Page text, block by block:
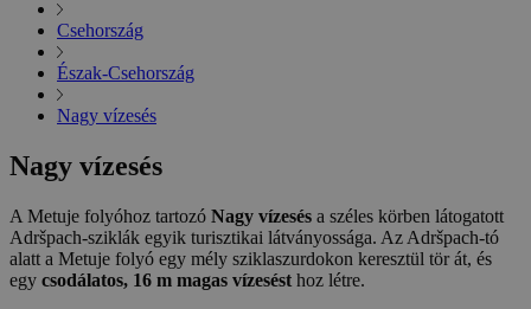
Csehország
Észak-Csehország
Nagy vízesés
Nagy vízesés
A Metuje folyóhoz tartozó Nagy vízesés a széles körben látogatott
Adršpach-sziklák egyik turisztikai látványossága. Az Adršpach-tó
alatt a Metuje folyó egy mély sziklaszurdokon keresztül tör át, és
egy csodálatos, 16 m magas vízesést hoz létre.